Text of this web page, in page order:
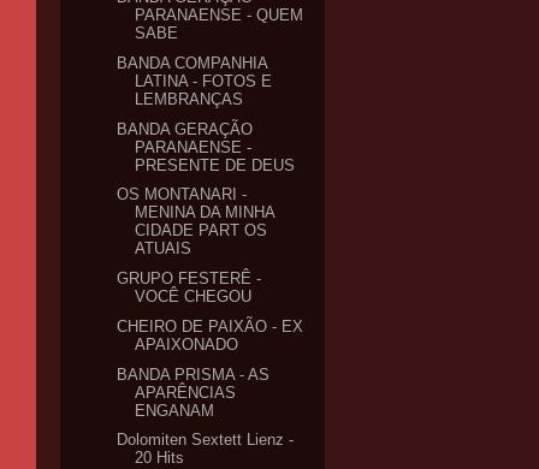
PARANAENSE - QUEM
SABE
BANDA COMPANHIA
LATINA - FOTOS E
LEMBRANÇAS
BANDA GERAÇÃO
PARANAENSE -
PRESENTE DE DEUS
OS MONTANARI -
MENINA DA MINHA
CIDADE PART OS
ATUAIS
GRUPO FESTERÊ -
VOCÊ CHEGOU
CHEIRO DE PAIXÃO - EX
APAIXONADO
BANDA PRISMA - AS
APARÊNCIAS
ENGANAM
Dolomiten Sextett Lienz -
20 Hits